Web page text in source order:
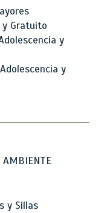
Gratuito
y
y
AMBIENTE
y Sillas